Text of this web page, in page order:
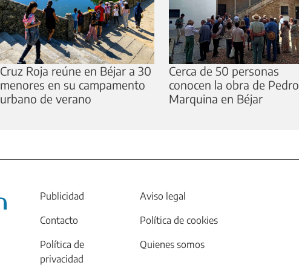
Cruz Roja reúne en Béjar a 30
menores en su campamento
urbano de verano
Cerca de 50 personas
conocen la obra de
Marquina en Béjar
Publicidad
Aviso legal
Contacto
Política de cookies
Política de
privacidad
Quienes somos